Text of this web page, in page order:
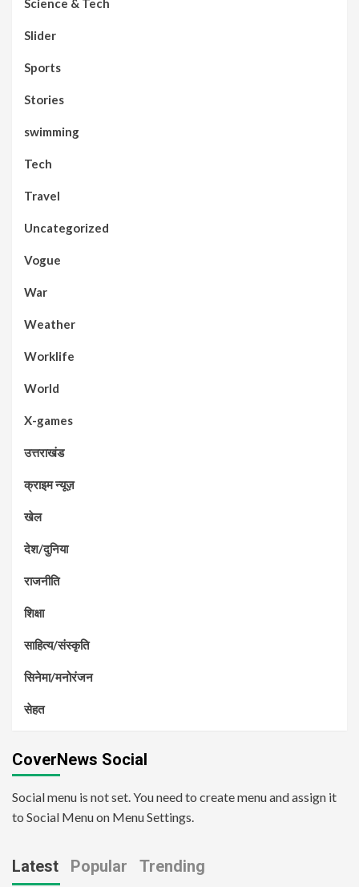
Science & Tech
Slider
Sports
Stories
swimming
Tech
Travel
Uncategorized
Vogue
War
Weather
Worklife
World
X-games
उत्तराखंड
क्राइम न्यूज़
खेल
देश/दुनिया
राजनीति
शिक्षा
साहित्य/संस्कृति
सिनेमा/मनोरंजन
सेहत
CoverNews Social
Social menu is not set. You need to create menu and assign it
to Social Menu on Menu Settings.
Latest Popular Trending